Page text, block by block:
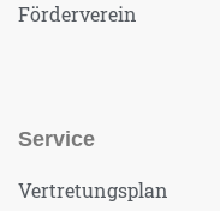
Förderverein
Service
Vertretungsplan